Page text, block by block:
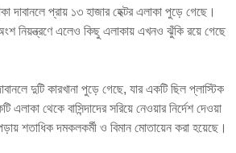
দাবানলে প্রায় ১৩ হাজার হেক্টর এলাকা পুড়ে গেছে।
নিয়ন্ত্রণে এলেও কিছু এলাকায় এখনও ঝুঁকি রয়ে গেছে
দুটি কারখানা পুড়ে গেছে, যার একটি ছিল প্লাস্টিক
থেকে বাসিন্দাদের সরিয়ে নেওয়ার নির্দেশ দেওয়া
শতাধিক দমকলকর্মী ও বিমান মোতায়েন করা হয়েছে।